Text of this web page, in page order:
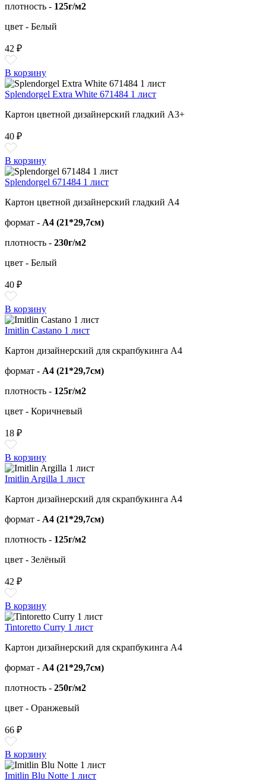
плотность - 125г/м2
цвет - Белый
42 ₽
В корзину
Splendorgel Extra White 671484 1 лист
Картон цветной дизайнерский гладкий А3+
40 ₽
В корзину
Splendorgel 671484 1 лист
Картон цветной дизайнерский гладкий А4
формат - А4 (21*29,7см)
плотность - 230г/м2
цвет - Белый
40 ₽
В корзину
Imitlin Castano 1 лист
Картон дизайнерский для скрапбукинга А4
формат - А4 (21*29,7см)
плотность - 125г/м2
цвет - Коричневый
18 ₽
В корзину
Imitlin Argilla 1 лист
Картон дизайнерский для скрапбукинга А4
формат - А4 (21*29,7см)
плотность - 125г/м2
цвет - Зелёный
42 ₽
В корзину
Tintoretto Curry 1 лист
Картон дизайнерский для скрапбукинга А4
формат - А4 (21*29,7см)
плотность - 250г/м2
цвет - Оранжевый
66 ₽
В корзину
Imitlin Blu Notte 1 лист